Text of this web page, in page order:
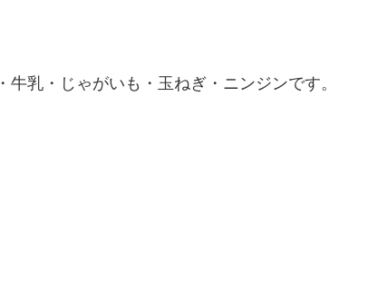
乳・じゃがいも・玉ねぎ・ニンジンです。